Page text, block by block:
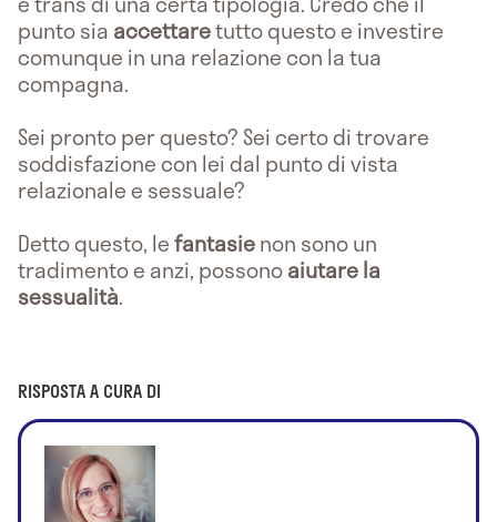
punto sia accettaretutto questo e investire
comunque in una relazione con la tua
compagna.
Sei pronto per questo? Sei certo di trovare
soddisfazione con lei dal punto di vista
relazionale e sessuale?
Detto questo, lefantasienon sono un
tradimento e anzi, possonoaiutare la
sessualità.
RISPOSTA A CURA DI